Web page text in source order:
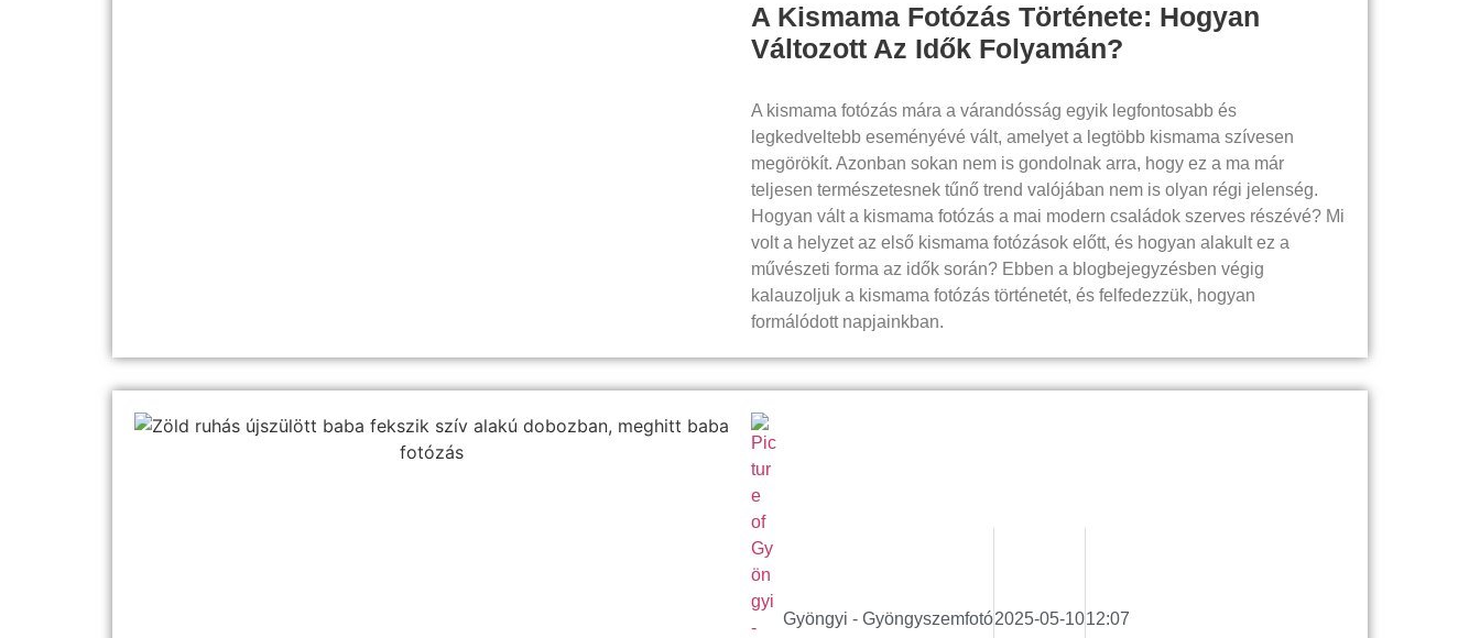
A Kismama Fotózás Története: Hogyan
Változott Az Idők Folyamán?
A kismama fotózás mára a várandósság egyik legfontosabb és
legkedveltebb eseményévé vált, amelyet a legtöbb kismama szívesen
megörökít. Azonban sokan nem is gondolnak arra, hogy ez a ma már
teljesen természetesnek tűnő trend valójában nem is olyan régi jelenség.
Hogyan vált a kismama fotózás a mai modern családok szerves részévé? Mi
volt a helyzet az első kismama fotózások előtt, és hogyan alakult ez a
művészeti forma az idők során? Ebben a blogbejegyzésben végig
kalauzoljuk a kismama fotózás történetét, és felfedezzük, hogyan
formálódott napjainkban.
Gyöngyi - Gyöngyszemfotó2025-05-1012:07